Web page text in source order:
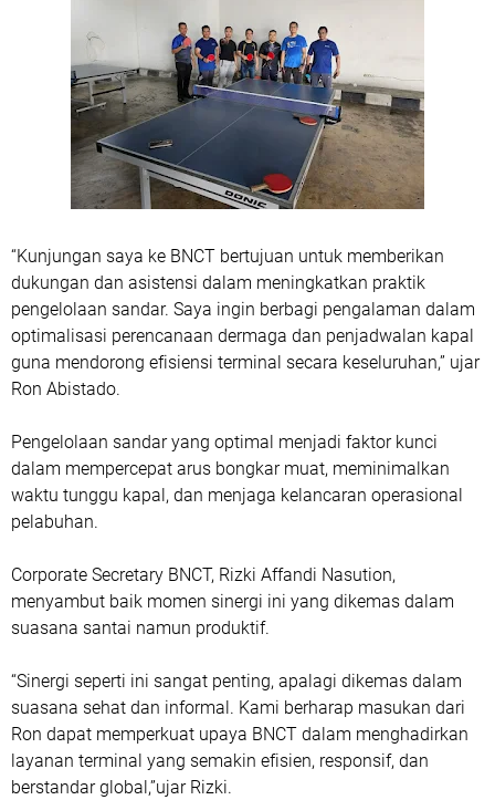
“Kunjungan saya ke BNCT bertujuan untuk memberikan
dukungan dan asistensi dalam meningkatkan praktik
pengelolaan sandar. Saya ingin berbagi pengalaman dalam
optimalisasi perencanaan dermaga dan penjadwalan kapal
guna mendorong efisiensi terminal secara keseluruhan,” ujar
Ron Abistado.
Pengelolaan sandar yang optimal menjadi faktor kunci
dalam mempercepat arus bongkar muat, meminimalkan
waktu tunggu kapal, dan menjaga kelancaran operasional
pelabuhan.
Corporate Secretary BNCT, Rizki Affandi Nasution,
menyambut baik momen sinergi ini yang dikemas dalam
suasana santai namun produktif.
“Sinergi seperti ini sangat penting, apalagi dikemas dalam
suasana sehat dan informal. Kami berharap masukan dari
Ron dapat memperkuat upaya BNCT dalam menghadirkan
layanan terminal yang semakin efisien, responsif, dan
berstandar global,”ujar Rizki.